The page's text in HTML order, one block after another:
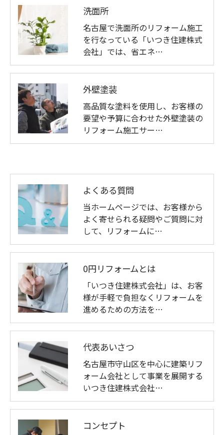
洗面所
名古屋で洗面所のリフォーム施工
を行なっている「いつき住建株式
会社」では、省エネ…
外壁塗装
高品質な塗料を使用し、お客様の
要望や予算に合わせた外壁塗装の
リフォーム施工サー…
よくある質問
当ホームページでは、お客様から
よく寄せられる疑問やご質問に対
して、リフォームに…
0円リフォームとは
「いつき住建株式会社」は、お客
様が手軽で負担なくリフォームを
進めるための方法を…
代表あいさつ
名古屋市守山区を中心に建築リフ
ォーム会社として事業を展開する
いつき住建株式会社…
コンセプト